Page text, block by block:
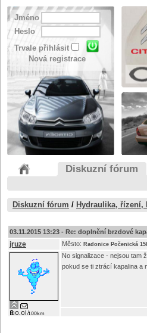
Jméno
Heslo
Trvale přihlásit
Nová registrace
Diskuzní fórum
Diskuzní fórum / Hydraulika, řízení,
03.11.2015 13:23 - Re: doplnění brzdové
jruze Město: Radonice Počenická
No signalizace - nejsou tam
pokud se ti ztrácí kapalina a